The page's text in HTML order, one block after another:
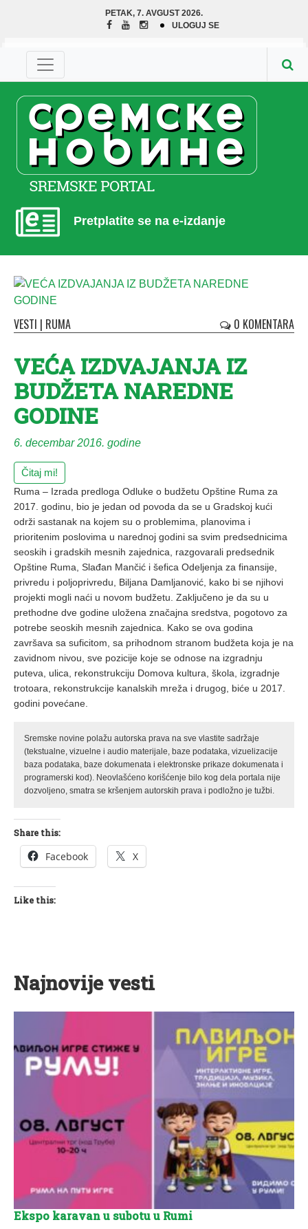
PETAK, 7. AVGUST 2026.
ULOGUJ SE
Pretplatite se na e-izdanje
VESTI | RUMA 0 KOMENTARA
VEĆA IZDVAJANJA IZ
BUDŽETA NAREDNE
GODINE
6. decembar 2016. godine
Čitaj mi!
Ruma – Izrada predloga Odluke o budžetu Opštine Ruma za
2017. godinu, bio je jedan od povoda da se u Gradskoj kući
održi sastanak na kojem su o problemima, planovima i
prioritenim poslovima u narednoj godini sa svim predsednicima
seoskih i gradskih mesnih zajednica, razgovarali predsednik
Opštine Ruma, Slađan Mančić i šefica Odeljenja za finansije,
privredu i poljoprivredu, Biljana Damljanović, kako bi se njihovi
projekti mogli naći u novom budžetu. Zaključeno je da su u
prethodne dve godine uložena značajna sredstva, pogotovo za
potrebe seoskih mesnih zajednica. Kako se ova godina
završava sa suficitom, sa prihodnom stranom budžeta koja je na
zavidnom nivou, sve pozicije koje se odnose na izgradnju
puteva, ulica, rekonstrukciju Domova kultura, škola, izgradnje
trotoara, rekonstrukcije kanalskih mreža i drugog, biće u 2017.
godini povećane.
Sremske novine polažu autorska prava na sve vlastite sadržaje
(tekstualne, vizuelne i audio materijale, baze podataka, vizuelizacije
baza podataka, baze dokumenata i elektronske prikaze dokumenata i
programerski kod). Neovlašćeno korišćenje bilo kog dela portala nije
dozvoljeno, smatra se kršenjem autorskih prava i podložno je tužbi.
Share this:
Facebook X
Like this:
Najnovije vesti
Ekspo karavan u subotu u Rumi